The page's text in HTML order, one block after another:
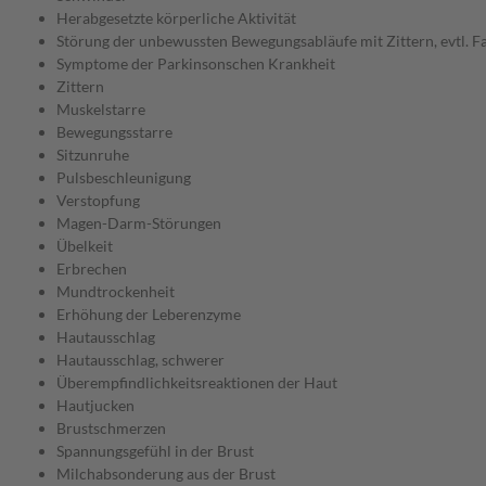
Herabgesetzte körperliche Aktivität
Störung der unbewussten Bewegungsabläufe mit Zittern, evtl.
Symptome der Parkinsonschen Krankheit
Zittern
Muskelstarre
Bewegungsstarre
Sitzunruhe
Pulsbeschleunigung
Verstopfung
Magen-Darm-Störungen
Übelkeit
Erbrechen
Mundtrockenheit
Erhöhung der Leberenzyme
Hautausschlag
Hautausschlag, schwerer
Überempfindlichkeitsreaktionen der Haut
Hautjucken
Brustschmerzen
Spannungsgefühl in der Brust
Milchabsonderung aus der Brust